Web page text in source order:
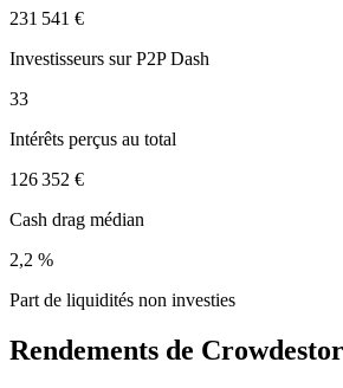
231 541 €
Investisseurs sur P2P Dash
33
Intérêts perçus au total
126 352 €
Cash drag médian
2,2 %
Part de liquidités non investies
Rendements de